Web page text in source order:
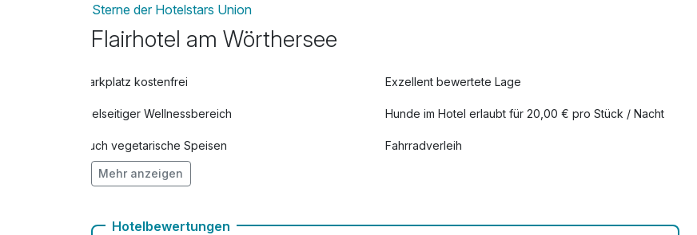
Sterne der Hotelstars Union
Flairhotel am Wörthersee
Parkplatz kostenfrei Exzellent bewertete Lage
Vielseitiger Wellnessbereich Hunde im Hotel erlaubt für 20,00 € pro Stück / Nacht
Auch vegetarische Speisen Fahrradverleih
Kostenloses W-LAN
Mehr anzeigen
Hotelbewertungen